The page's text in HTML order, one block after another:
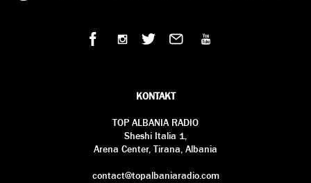
KONTAKT
TOP ALBANIA RADIO
Sheshi Italia 1,
Arena Center, Tirana, Albania
contact@topalbaniaradio.com